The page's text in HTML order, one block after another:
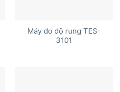
Máy đo độ rung TES-
3101